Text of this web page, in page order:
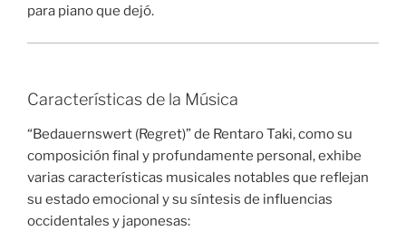
para piano que dejó.
Características de la Música
“Bedauernswert (Regret)” de Rentaro Taki, como su
composición final y profundamente personal, exhibe
varias características musicales notables que reflejan
su estado emocional y su síntesis de influencias
occidentales y japonesas: